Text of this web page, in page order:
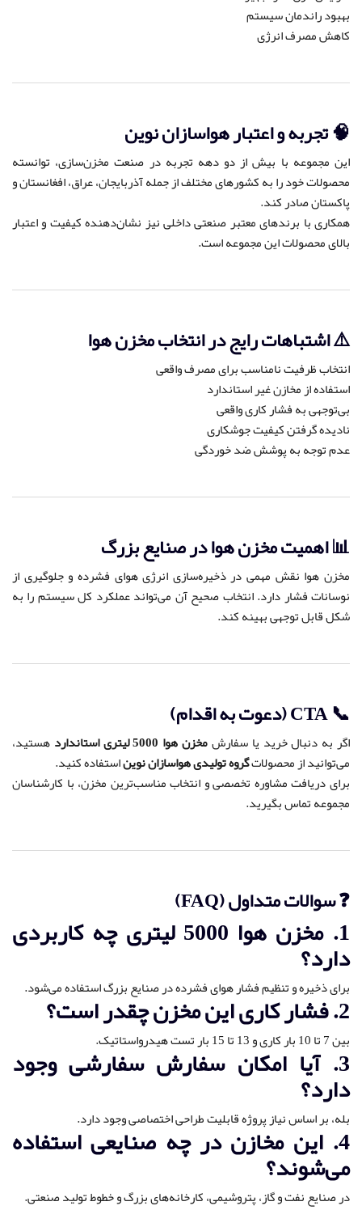
بهبود راندمان سیستم
کاهش مصرف انرژی
🧠 تجربه و اعتبار هواسازان نوین
این مجموعه با بیش از دو دهه تجربه در صنعت مخزن‌سازی، توانسته
محصولات خود را به کشورهای مختلف از جمله آذربایجان، عراق، افغانستان و
پاکستان صادر کند.
همکاری با برندهای معتبر صنعتی داخلی نیز نشان‌دهنده کیفیت و اعتبار
بالای محصولات این مجموعه است.
⚠️ اشتباهات رایج در انتخاب مخزن هوا
انتخاب ظرفیت نامناسب برای مصرف واقعی
استفاده از مخازن غیر استاندارد
بی‌توجهی به فشار کاری واقعی
نادیده گرفتن کیفیت جوشکاری
عدم توجه به پوشش ضد خوردگی
📊 اهمیت مخزن هوا در صنایع بزرگ
مخزن هوا نقش مهمی در ذخیره‌سازی انرژی هوای فشرده و جلوگیری از
نوسانات فشار دارد. انتخاب صحیح آن می‌تواند عملکرد کل سیستم را به
شکل قابل توجهی بهینه کند.
📞 CTA (دعوت به اقدام)
اگر به دنبال خرید یا سفارشمخزن هوا 5000 لیتری استاندارد
هستید،
می‌توانید از محصولاتگروه تولیدی هواسازان نویناستفاده کنید.
برای دریافت مشاوره تخصصی و انتخاب مناسب‌ترین مخزن، با کارشناسان
مجموعه تماس بگیرید.
❓ سوالات متداول (FAQ)
1. مخزن هوا 5000 لیتری چه کاربردی
دارد؟
برای ذخیره و تنظیم فشار هوای فشرده در صنایع بزرگ استفاده می‌شود.
2. فشار کاری این مخزن چقدر است؟
بین 7 تا 10 بار کاری و 13 تا 15 بار تست هیدرواستاتیک.
3. آیا امکان سفارش سفارشی وجود
دارد؟
بله، بر اساس نیاز پروژه قابلیت طراحی اختصاصی وجود دارد.
4. این مخازن در چه صنایعی استفاده
می‌شوند؟
در صنایع نفت و گاز، پتروشیمی، کارخانه‌های بزرگ و خطوط تولید صنعتی.